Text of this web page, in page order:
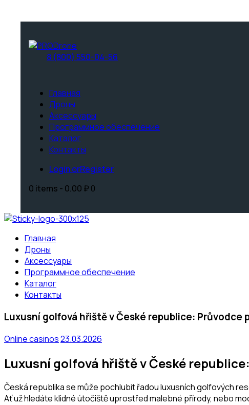
8 (800) 550-04-56
Главная
Дроны
Аксессуары
Программное обеспечение
Каталог
Контакты
Login orRegister
0 items - 0.00 ₽ 0
Главная
Дроны
Аксессуары
Программное обеспечение
Каталог
Контакты
Luxusní golfová hřiště v České republice:
Online casinos23.03.2026
Luxusní golfová hřiště v České
Česká republika se může pochlubit řadou luxusních golfových
Ať už hledáte klidné útočiště uprostřed malebné přírody, nebo